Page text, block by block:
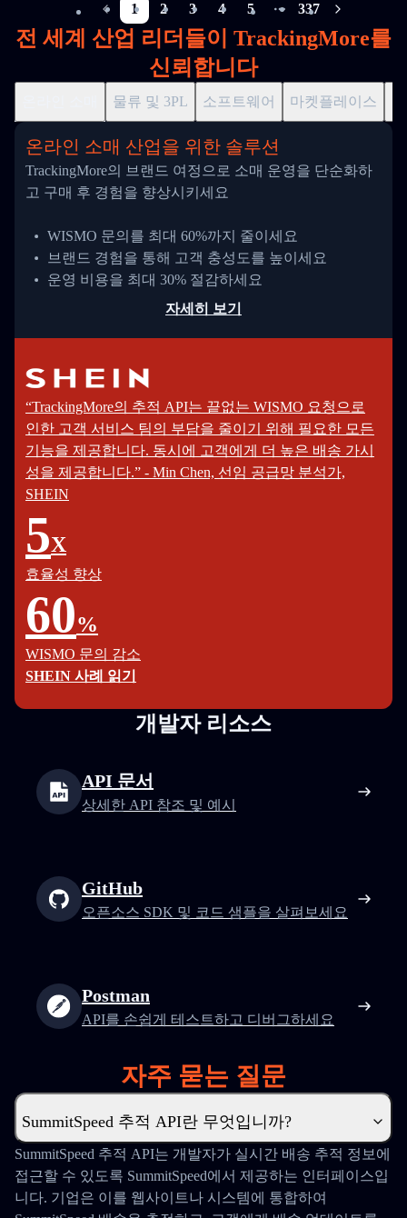
1 2 3 4 5
More pages
337
전 세계 산업 리더들이 TrackingMore를
신뢰합니다
물류 및 3PL 소프트웨어 마켓플레이스
온라인 소매 산업을 위한 솔루션
TrackingMore의 브랜드 여정으로 소매 운영을 단순화하
고 구매 후 경험을 향상시키세요
WISMO 문의를 최대 60%까지 줄이세요
브랜드 경험을 통해 고객 충성도를 높이세요
운영 비용을 최대 30% 절감하세요
자세히 보기
“TrackingMore의 추적 API는 끝없는 WISMO 요청으로
인한 고객 서비스 팀의 부담을 줄이기 위해 필요한 모든
기능을 제공합니다. 동시에 고객에게 더 높은 배송 가시
성을 제공합니다.” - Min Chen, 선임 공급망 분석가,
SHEIN
5X
효율성 향상
60%
WISMO 문의 감소
SHEIN 사례 읽기
개발자 리소스
API 문서
상세한 API 참조 및 예시
GitHub
오픈소스 SDK 및 코드 샘플을 살펴보세요
Postman
API를 손쉽게 테스트하고 디버그하세요
자주 묻는 질문
SummitSpeed 추적 API란 무엇입니까?
SummitSpeed 추적 API는 개발자가 실시간 배송 추적 정보에
접근할 수 있도록 SummitSpeed에서 제공하는 인터페이스입
니다. 기업은 이를 웹사이트나 시스템에 통합하여